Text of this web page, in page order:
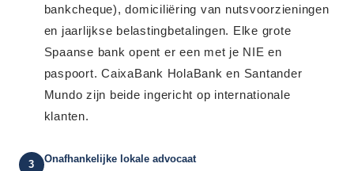
bankcheque), domiciliëring van nutsvoorzieningen
en jaarlijkse belastingbetalingen. Elke grote
Spaanse bank opent er een met je NIE en
paspoort. CaixaBank HolaBank en Santander
Mundo zijn beide ingericht op internationale
klanten.
3 Onafhankelijke lokale advocaat